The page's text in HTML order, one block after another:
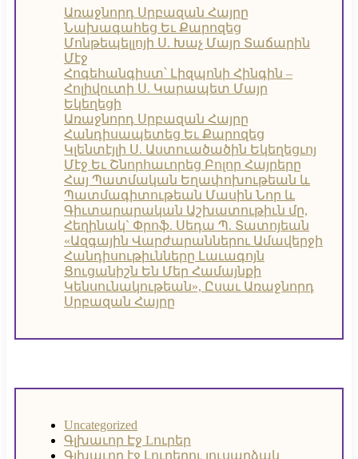
Առաջնորդ Սրբազան Հայրը
Նախագահեց Եւ Քարոզեց
Մոնթեպելլոյի Ս. Խաչ Մայր Տաճարին
Մէջ
Հոգեհանգիստ՝ Լիզպոնի Հինգին –
Հոլիվուտի Ս. Կարապետ Մայր
Եկեղեցի
Առաջնորդ Սրբազան Հայրը
Հանդիսապետեց Եւ Քարոզեց
Կլենտէյլի Ս. Աստուածածին Եկեղեցւոյ
Մէջ Եւ Շնորհաւորեց Բոլոր Հայրերը
Հայ Պատմական Եղափոխութեան և
Պատմագիտութեան Մասին Նոր և
Գիւտարարական Աշխատութիւն մը,
Հեղինակ` Փրոֆ. Սեդա Պ. Տատոյեան
«Ազգային Վարժարաններու Ամավերջի
Հանդիսութիւնները Լաւագոյն
Ցուցանիշն Են Մեր Համայնքի
Կենսունակութեան», Ըսաւ Առաջնորդ
Սրբազան Հայրը
Uncategorized
Գլխաւոր Էջ Lուրեր
Գլխաւոր էջ Լուրերու լուսարձակ